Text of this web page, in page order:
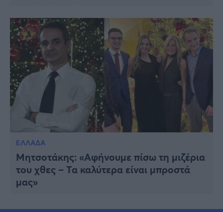
ΕΛΛΑΔΑ
Μητσοτάκης: «Αφήνουμε πίσω τη μιζέρια
του χθες – Τα καλύτερα είναι μπροστά
μας»